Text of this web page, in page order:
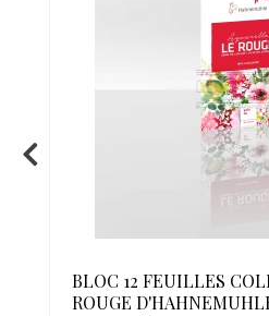
BLOC 12 FEUILLES
ROUGE